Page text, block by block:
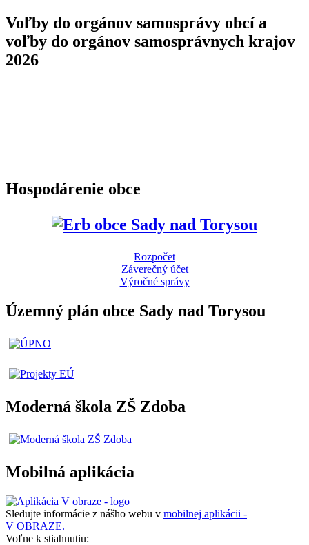
Voľby do orgánov samosprávy obcí a
voľby do orgánov samosprávnych krajov
2026
Hospodárenie obce
Rozpočet
Záverečný účet
Výročné správy
Územný plán obce Sady nad Torysou
Moderná škola ZŠ Zdoba
Mobilná aplikácia
Sledujte informácie z nášho webu v mobilnej aplikácii -
V OBRAZE.
Voľne k stiahnutiu: